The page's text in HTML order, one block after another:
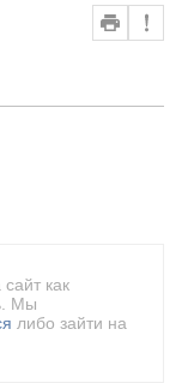
как
Мы
либо зайти на